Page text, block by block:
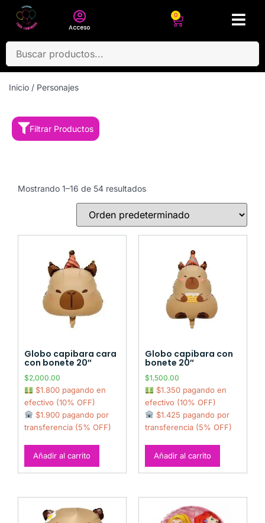
Acceso
0
Inicio / Personajes
Filtrar Productos
Mostrando 1–16 de 54 resultados
Globo capibara cara
con bonete 20″
$2,000.00
$1.800 pagando en
efectivo (10% OFF)
$1.900 pagando por
transferencia (5% OFF)
Añadir al carrito
Globo capibara con
bonete 20″
$1,500.00
$1.350 pagando en
efectivo (10% OFF)
$1.425 pagando por
transferencia (5% OFF)
Añadir al carrito